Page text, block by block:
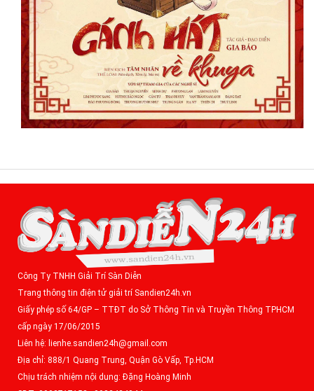
Công Ty TNHH Giải Trí Sàn Diễn
Trang thông tin điện tử giải trí Sandien24h.vn
Giấy phép số 64/GP – TTĐT do Sở Thông Tin và Truyền Thông TPHCM
cấp ngày 17/06/2015
Liên hệ: lienhe.sandien24h@gmail.com
Địa chỉ: 888/1 Quang Trung, Quận Gò Vấp, Tp.HCM
Chịu trách nhiệm nội dung: Đặng Hoàng Minh